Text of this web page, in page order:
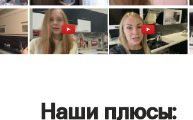
Наши плюсы: